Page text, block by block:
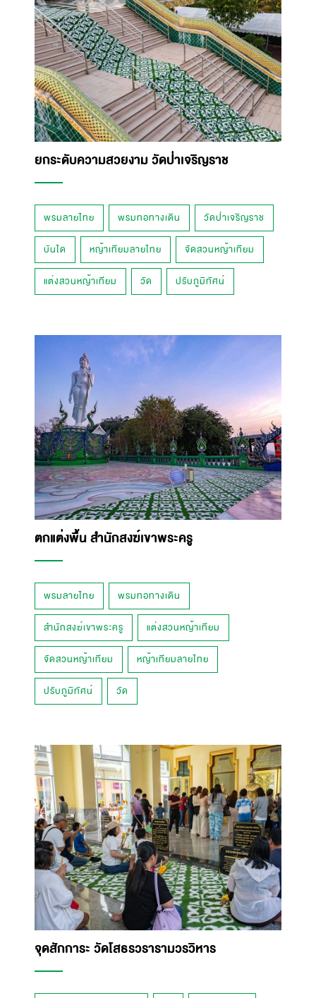
ยกระดับความสวยงาม วัดป่าเจริญราช
พรมลายไทย พรมทอทางเดิน วัดป่าเจริญราช
บันได หญ้าเทียมลายไทย จัดสวนหญ้าเทียม
แต่งสวนหญ้าเทียม วัด ปรับภูมิทัศน์
ตกแต่งพื้น สำนักสงฆ์เขาพระครู
พรมลายไทย พรมทอทางเดิน
สำนักสงฆ์เขาพระครู แต่งสวนหญ้าเทียม
จัดสวนหญ้าเทียม หญ้าเทียมลายไทย
ปรับภูมิทัศน์ วัด
จุดสักการะ วัดโสธรวรารามวรวิหาร